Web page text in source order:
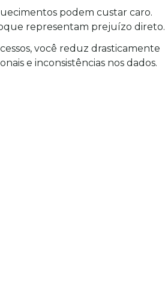
podem custar caro.
representam prejuízo direto.
você reduz drasticamente
e inconsistências nos dados.